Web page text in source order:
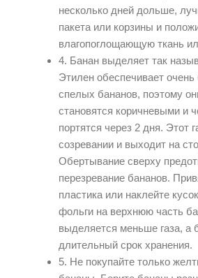
несколько дней дольше,
пакета или корзины и
влагопоглощающую ткань
4. Банан выделяет так
Этилен обеспечивает
спелых бананов, поэтому
становятся коричневыми и
портятся через 2 дня. Этот
созревании и выходит на
Обертывание сверху
перезревание бананов.
пластика или наклейте
фольги на верхнюю часть
выделяется меньше газа, а
длительный срок хранения.
5. Не покупайте только